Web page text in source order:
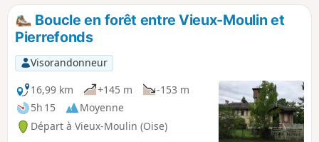
Boucle en forêt entre Vieux-Moulin et
Pierrefonds
Visorandonneur
16,99 km
+145 m
-153 m
5h 15
Moyenne
Départ à Vieux-Moulin (Oise)